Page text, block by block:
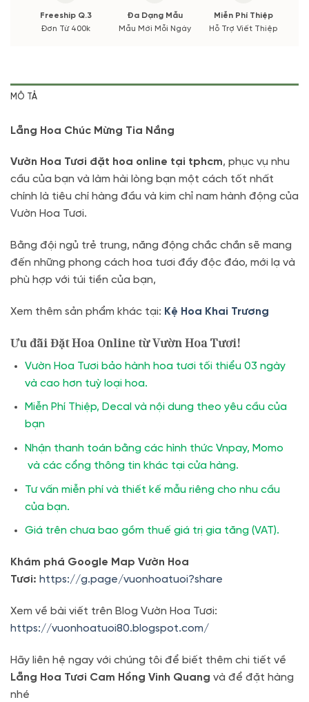
Freeship Q.3
Đơn Từ 400k
Đa Dạng Mẫu
Mẫu Mới Mỗi Ngày
Miễn Phí Thiệp
Hỗ Trợ Viết Thiệp
MÔ TẢ
Lẵng Hoa Chúc Mừng Tia Nắng
Vườn Hoa Tươi đặt hoa online tại tphcm, phục vụ nhu
cầu của bạn và làm hài lòng bạn một cách tốt nhất
chính là tiêu chí hàng đầu và kim chỉ nam hành động của
Vườn Hoa Tươi.
Bằng đội ngủ trẻ trung, năng động chắc chắn sẽ mang
đến những phong cách hoa tươi đầy độc đáo, mới lạ và
phù hợp với túi tiền của bạn,
Xem thêm sản phẩm khác tại: Kệ Hoa Khai Trương
Ưu đãi Đặt Hoa Online từ Vườn Hoa Tươi!
Vườn Hoa Tươi bảo hành hoa tươi tối thiểu 03 ngày
và cao hơn tuỳ loại hoa.
Miễn Phí Thiệp, Decal và nội dung theo yêu cầu của
bạn
Nhận thanh toán bằng các hình thức Vnpay, Momo
và các cổng thông tin khác tại cửa hàng.
Tư vấn miễn phí và thiết kế mẫu riêng cho nhu cầu
của bạn.
Giá trên chưa bao gồm thuế giá trị gia tăng (VAT).
Khám phá Google Map Vườn Hoa
Tươi: https://g.page/vuonhoatuoi?share
Xem về bài viết trên Blog Vườn Hoa Tươi:
https://vuonhoatuoi80.blogspot.com/
Hãy liên hệ ngay với chúng tôi để biết thêm chi tiết về
Lẵng Hoa Tươi Cam Hồng Vinh Quang và để đặt hàng
nhé